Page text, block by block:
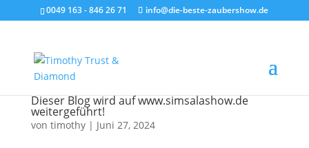
0049 163 - 846 26 71 info@die-beste-zaubershow.de
Dieser Blog wird auf www.simsalashow.de
weitergeführt!
von timothy| Juni 27, 2024